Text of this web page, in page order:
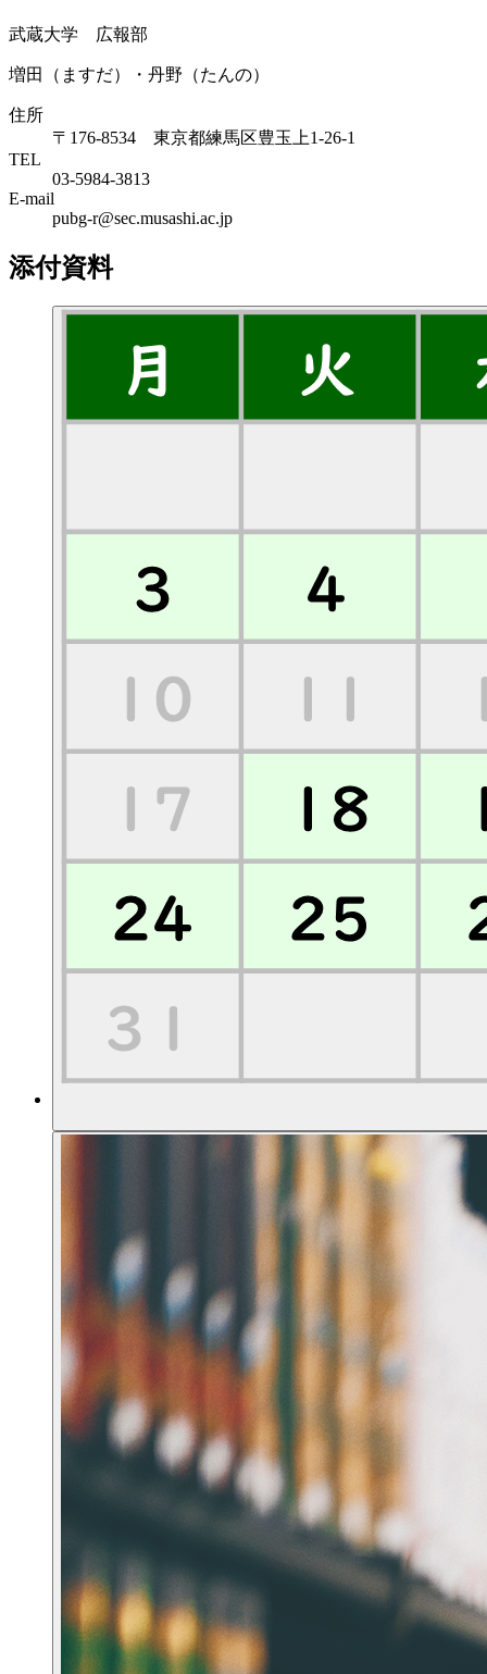
武蔵大学 広報部
増田（ますだ）・丹野（たんの）
住所
〒176-8534 東京都練馬区豊玉上1-26-1
TEL
03-5984-3813
E-mail
pubg-r@sec.musashi.ac.jp
添付資料